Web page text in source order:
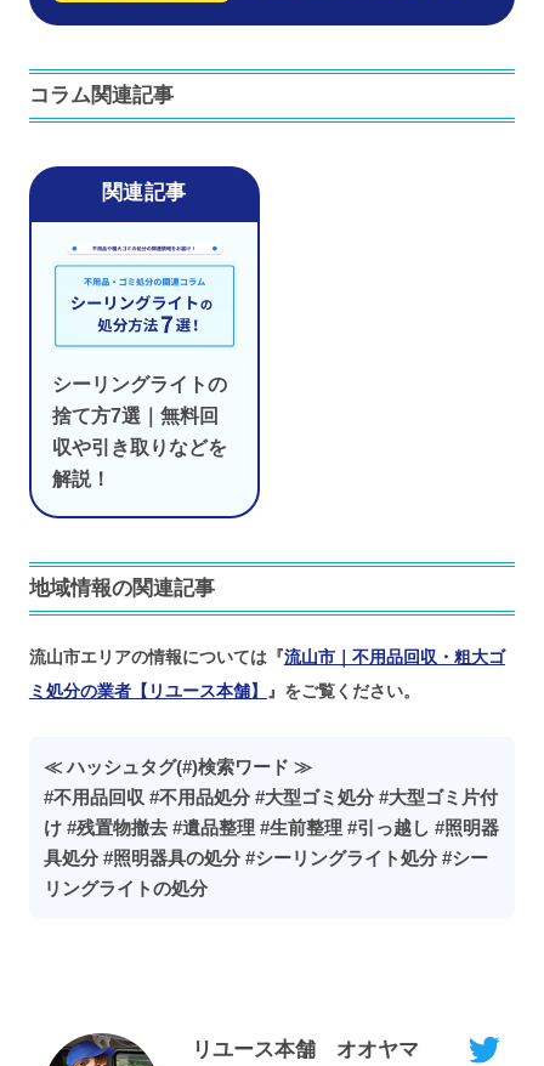
コラム関連記事
シーリングライトの
捨て方7選｜無料回
収や引き取りなどを
解説！
地域情報の関連記事
流山市エリアの情報については『流山市｜不用品回収・粗大ゴ
ミ処分の業者【リユース本舗】
』をご覧ください。
≪ ハッシュタグ(#)検索ワード ≫
#不用品回収 #不用品処分 #大型ゴミ処分 #大型ゴミ片付
け #残置物撤去 #遺品整理 #生前整理 #引っ越し #照明器
具処分 #照明器具の処分 #シーリングライト処分 #シー
リングライトの処分
リユース本舗 オオヤマ